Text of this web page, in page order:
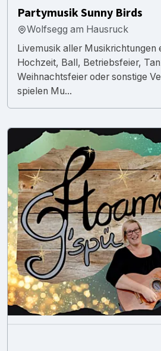
Partymusik Sunny Birds
Wolfsegg am Hausruck
Livemusik aller Musikrichtungen
Hochzeit, Ball, Betriebsfeier,
Weihnachtsfeier oder sonstige
spielen Mu...